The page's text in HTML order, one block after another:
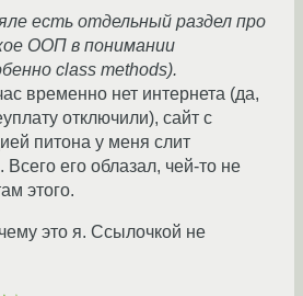
есть отдельный раздел про
ООП в понимании
class methods).
временно нет интернета (да,
отключили), сайт с
питона у меня слит
Всего его облазал, чей-то не
этого.
это я. Ссылочкой не